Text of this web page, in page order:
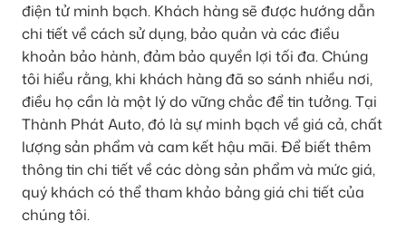
điện tử minh bạch. Khách hàng sẽ được hướng dẫn
chi tiết về cách sử dụng, bảo quản và các điều
khoản bảo hành, đảm bảo quyền lợi tối đa. Chúng
tôi hiểu rằng, khi khách hàng đã so sánh nhiều nơi,
điều họ cần là một lý do vững chắc để tin tưởng. Tại
Thành Phát Auto, đó là sự minh bạch về giá cả, chất
lượng sản phẩm và cam kết hậu mãi. Để biết thêm
thông tin chi tiết về các dòng sản phẩm và mức giá,
quý khách có thể tham khảo bảng giá chi tiết của
chúng tôi.